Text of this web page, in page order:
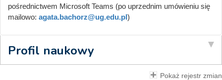
pośrednictwem Microsoft Teams (po uprzednim umówieniu się
mailowo: agata.bachorz@ug.edu.pl)
Profil naukowy
Pokaż rejestr zmian